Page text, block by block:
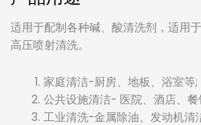
适用于配制各种碱、酸清洗剂，适用
高压喷射清洗。
家庭清洁-厨房、地板、浴室等;
公共设施清洁- 医院、酒店、
工业清洗-金属除油、发动机清